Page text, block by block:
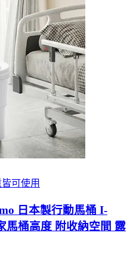
可使用
日本製行動馬桶 I-
馬桶高度 附收納空間 露